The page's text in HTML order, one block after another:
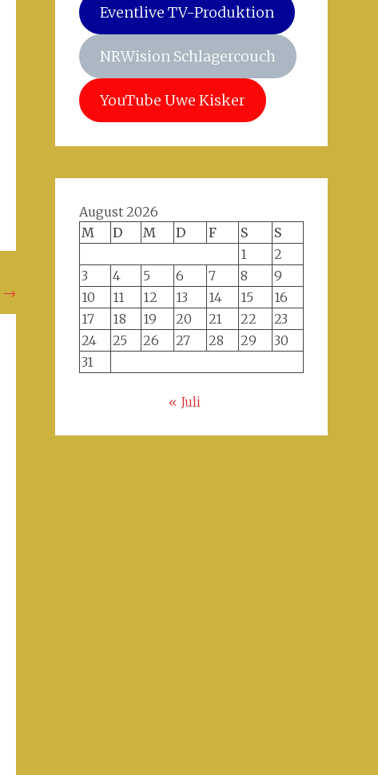
→
Eventlive TV-Produktion
NRWision Schlagercouch
YouTube Uwe Kisker
August 2026
M
D M D F S
S
1
2
3
4 5 6 7 8
9
10
11 12 13 14 15
16
17
18 19 20 21 22
23
24
25 26 27 28 29
30
31
« Juli